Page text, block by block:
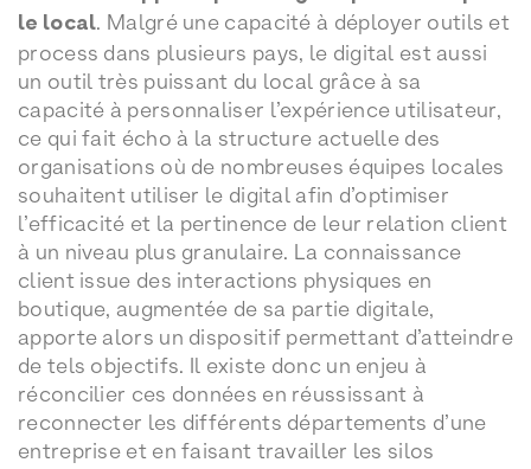
le local. Malgré une capacité à déployer outils et
process dans plusieurs pays, le digital est aussi
un outil très puissant du local grâce à sa
capacité à personnaliser l’expérience utilisateur,
ce qui fait écho à la structure actuelle des
organisations où de nombreuses équipes locales
souhaitent utiliser le digital afin d’optimiser
l’efficacité et la pertinence de leur relation client
à un niveau plus granulaire. La connaissance
client issue des interactions physiques en
boutique, augmentée de sa partie digitale,
apporte alors un dispositif permettant d’atteindre
de tels objectifs. Il existe donc un enjeu à
réconcilier ces données en réussissant à
reconnecter les différents départements d’une
entreprise et en faisant travailler les silos